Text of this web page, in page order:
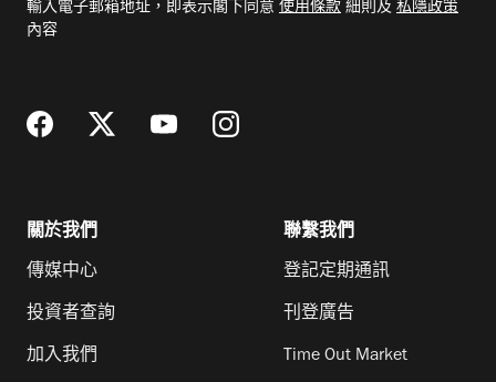
郵
輸入電子郵箱地址，即表示閣下同意 使用條款 細則及 私隱政策
內容
關於我們
傳媒中心
投資者查詢
加入我們
聯繫我們
登記定期通訊
刊登廣告
Time Out Market